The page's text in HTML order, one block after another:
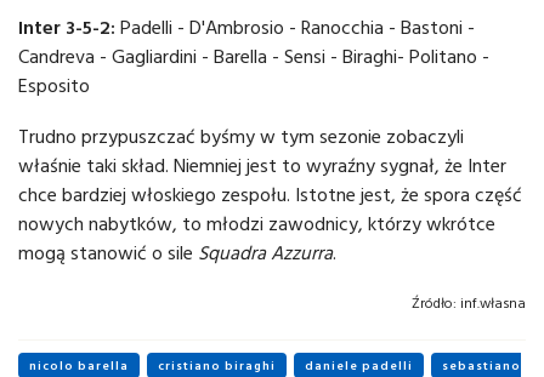
Inter 3-5-2: Padelli - D'Ambrosio - Ranocchia - Bastoni -
Candreva - Gagliardini - Barella - Sensi - Biraghi- Politano -
Esposito
Trudno przypuszczać byśmy w tym sezonie zobaczyli
właśnie taki skład. Niemniej jest to wyraźny sygnał, że Inter
chce bardziej włoskiego zespołu. Istotne jest, że spora część
nowych nabytków, to młodzi zawodnicy, którzy wkrótce
mogą stanowić o sile Squadra Azzurra.
Źródło: inf.własna
nicolo barella cristiano biraghi daniele padelli
sebastiano